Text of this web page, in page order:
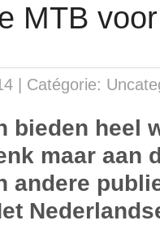
MTB
| Catégorie:
bieden heel
maar aan
andere